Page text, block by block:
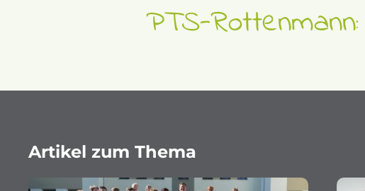
PTS-
Artikel zum Thema